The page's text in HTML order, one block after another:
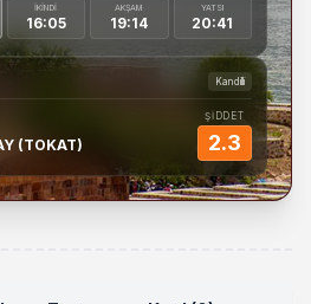
İKINDI
16:05
AKŞAM
19:14
YATSI
20:41
Kandilli
(TOKAT)
ŞİDDET
2.3